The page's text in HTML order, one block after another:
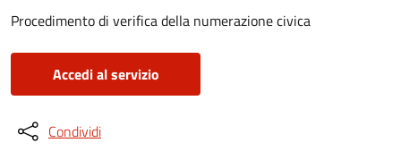
Procedimento di verifica della numerazione civica
Accedi al servizio
Condividi